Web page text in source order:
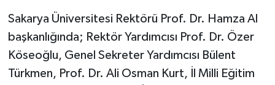
Sakarya Üniversitesi Rektörü Prof. Dr. Hamza Al
başkanlığında; Rektör Yardımcısı Prof. Dr. Özer
Köseoğlu, Genel Sekreter Yardımcısı Bülent
Türkmen, Prof. Dr. Ali Osman Kurt, İl Milli Eğitim